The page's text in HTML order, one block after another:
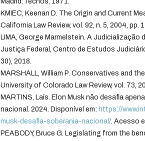
KMIEC, Keenan D. The Origin and Current
California Law Review, vol. 92, n. 5, 2004, pp.
LIMA, George Marmelstein. A Judicialização
Justiça Federal, Centro de Estudos
30), 2018.
MARSHALL, William P. Conservatives and
University of Colorado Law Review, vol. 73,
MARTINS, Laís. Elon Musk não desafia
nacional. 2024. Disponível em: https://
musk-desafia-soberania-nacional/. Acesso
PEABODY, Bruce G. Legislating from the